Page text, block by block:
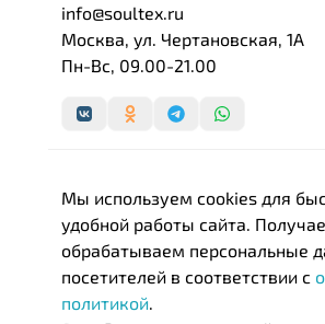
Нamam стал выбором гостиниц и
по всему миру. Известные сети
заказывают исключительно
этого турецкого бренда.
производителей домашнего и
текстиля премиум класса.
уступают по качеству, стилю,
надежности изделиям с
Изготавливается текстиль Нamam
info@soultex.ru
Москва, ул. Чертановская, 1А
Пн-Вс, 09.00-21.00
Мы используем cookies для
удобной работы сайта.
обрабатываем персональные
посетителей в соответствии с
политикой